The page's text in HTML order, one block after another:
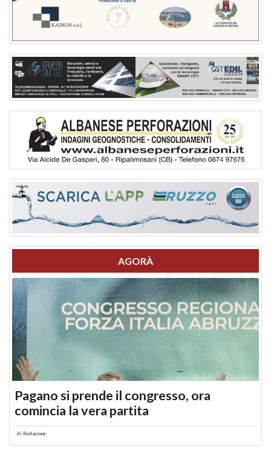
AGORÀ
Pagano si prende il congresso, ora
comincia la vera partita
di Redazione